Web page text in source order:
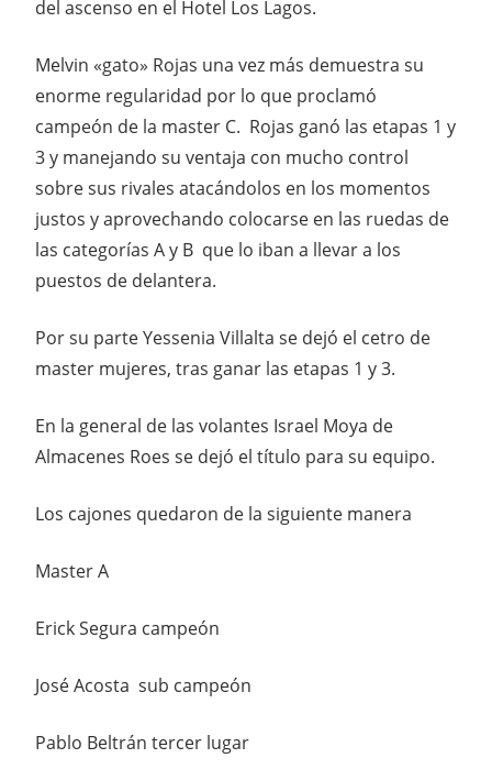
del ascenso en el Hotel Los Lagos.
Melvin «gato» Rojas una vez más demuestra su
enorme regularidad por lo que proclamó
campeón de la master C. Rojas ganó las etapas 1 y
3 y manejando su ventaja con mucho control
sobre sus rivales atacándolos en los momentos
justos y aprovechando colocarse en las ruedas de
las categorías A y B que lo iban a llevar a los
puestos de delantera.
Por su parte Yessenia Villalta se dejó el cetro de
master mujeres, tras ganar las etapas 1 y 3.
En la general de las volantes Israel Moya de
Almacenes Roes se dejó el título para su equipo.
Los cajones quedaron de la siguiente manera
Master A
Erick Segura campeón
José Acosta sub campeón
Pablo Beltrán tercer lugar